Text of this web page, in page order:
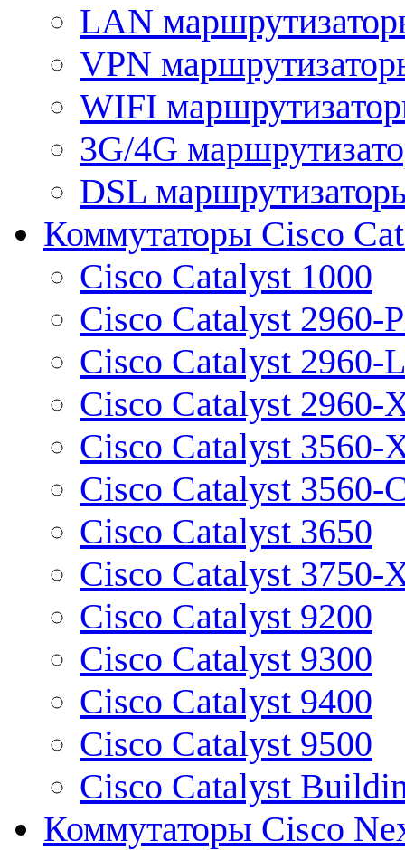
LAN
VPN
WIFI
3G/4G
DSL
Коммутаторы Cisco
Cisco Catalyst 1000
Cisco Catalyst 2960-
Cisco Catalyst 2960-L
Cisco Catalyst 2960-
Cisco Catalyst 3560-
Cisco Catalyst 3560-
Cisco Catalyst 3650
Cisco Catalyst 3750-
Cisco Catalyst 9200
Cisco Catalyst 9300
Cisco Catalyst 9400
Cisco Catalyst 9500
Cisco Catalyst
Коммутаторы Cisco